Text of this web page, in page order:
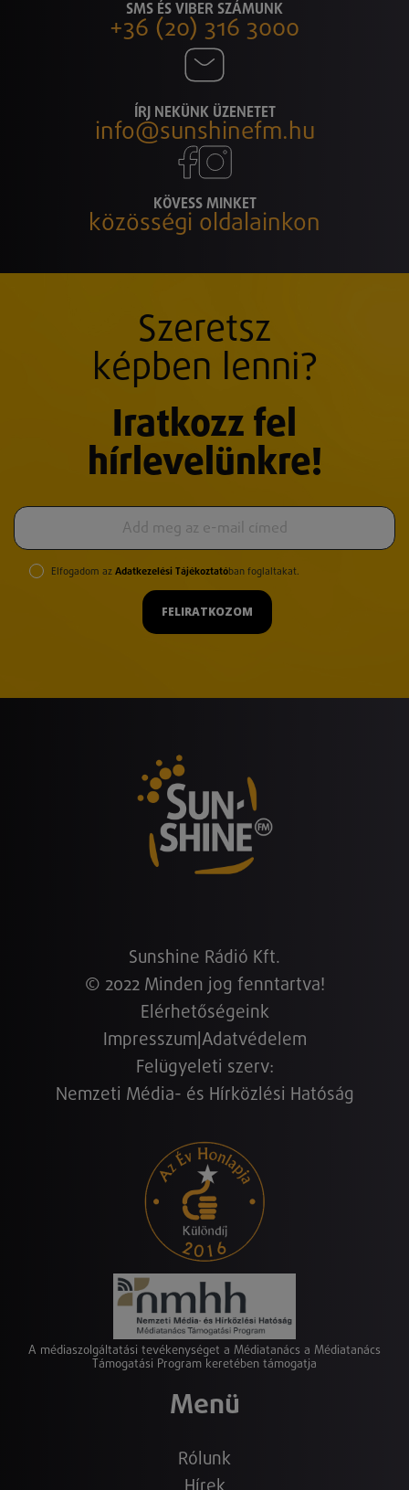
SMS ÉS VIBER SZÁMUNK
+36 (20) 316 3000
ÍRJ NEKÜNK ÜZENETET
info@sunshinefm.hu
KÖVESS MINKET
közösségi oldalainkon
Szeretsz
képben lenni?
Iratkozz fel
hírlevelünkre!
Elfogadom az Adatkezelési Tájékoztatóban foglaltakat.
FELIRATKOZOM
Sunshine Rádió Kft.
© 2022 Minden jog fenntartva!
Elérhetőségeink
Impresszum Adatvédelem
Felügyeleti szerv:
Nemzeti Média- és Hírközlési Hatóság
A médiaszolgáltatási tevékenységet a Médiatanács a Médiatanács
Támogatási Program keretében támogatja
Menü
Rólunk